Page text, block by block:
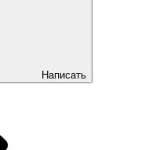
Написать